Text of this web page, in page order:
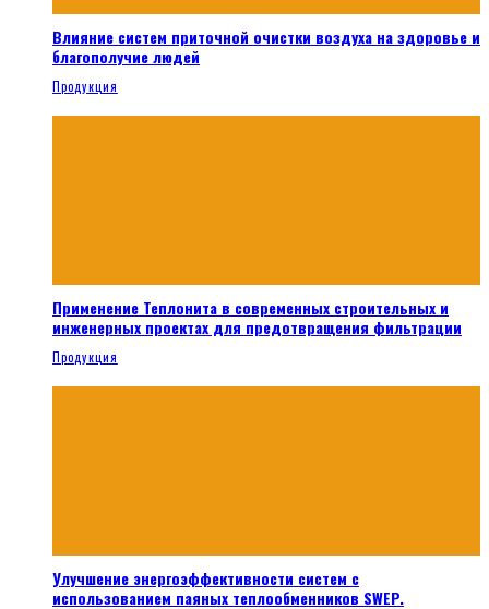
Влияние систем приточной очистки воздуха на здоровье и
благополучие людей
Продукция
Применение Теплонита в современных строительных и
инженерных проектах для предотвращения фильтрации
Продукция
Улучшение энергоэффективности систем с
использованием паяных теплообменников SWEP.